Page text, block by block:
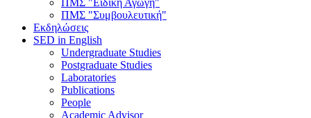
ΠΜΣ "Ειδική Αγωγή"
ΠΜΣ "Συμβουλευτική"
Εκδηλώσεις
SED in English
Undergraduate Studies
Postgraduate Studies
Laboratories
Publications
People
Academic Advisor